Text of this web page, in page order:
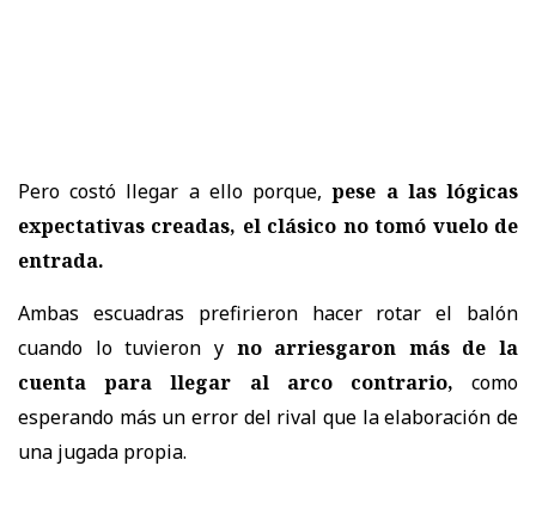
Pero costó llegar a ello porque,pese a las lógicas
expectativas creadas, el clásico no tomó vuelo de
entrada.
Ambas escuadras prefirieron hacer rotar el balón
cuando lo tuvieron y no arriesgaron más de la
cuenta para llegar al arco contrario, como
esperando más un error del rival que la elaboración de
una jugada propia.